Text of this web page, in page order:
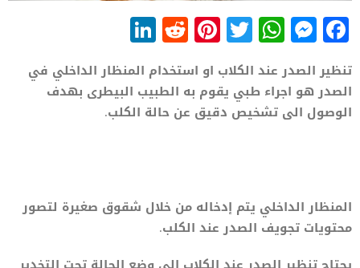
Facebook
Messenger
WhatsApp
Twitter
Pinterest
Reddit
تنظير الصدر عند الكلاب او استخدام المنظار الداخلي في
الصدر هو اجراء طبي يقوم به الطبيب البيطرى بهدف
الوصول الى تشخيص دقيق عن حالة الكلب.
المنظار الداخلي يتم إدخاله من خلال شقوق صغيرة لتصور
محتويات تجويف الصدر عند الكلب.